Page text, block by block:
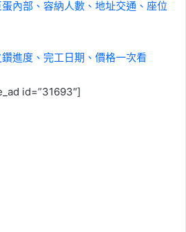
蛋內部、容納人數、地址交通、座位
進度、完工日期、價格一次看
id=”31693″]